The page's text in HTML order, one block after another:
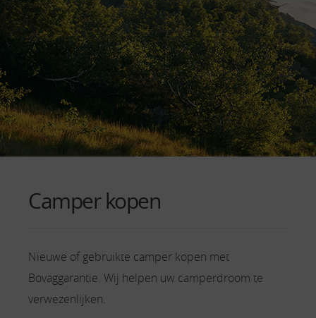
Camper kopen
Nieuwe of gebruikte camper kopen met
Bovaggarantie. Wij helpen uw camperdroom te
verwezenlijken.